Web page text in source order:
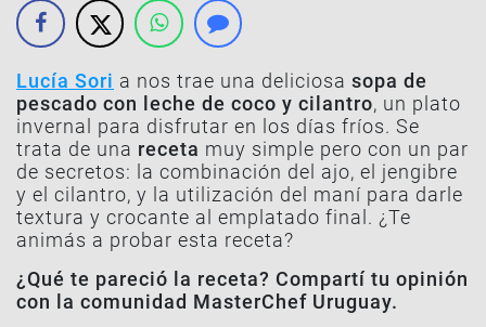
Lucía Sori a nos trae una deliciosa sopa de
pescado con leche de coco y cilantro, un plato
invernal para disfrutar en los días fríos. Se
trata de una receta muy simple pero con un par
de secretos: la combinación del ajo, el jengibre
y el cilantro, y la utilización del maní para darle
textura y crocante al emplatado final. ¿Te
animás a probar esta receta?
¿Qué te pareció la receta? Compartí tu opinión
con la comunidad MasterChef Uruguay.